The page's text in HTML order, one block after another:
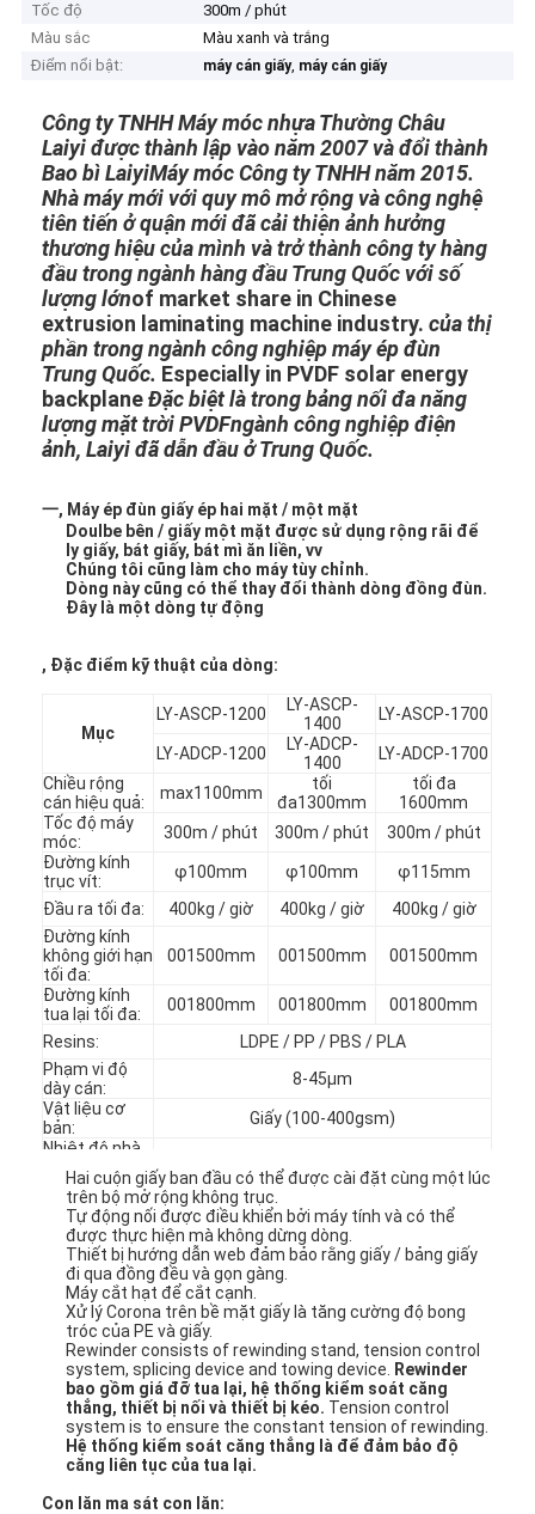
Nhà
Các sản phẩm
Tốc độ
300m / phút
Màu sắc
Màu xanh và trắng
Điểm nổi bật:
máy cán giấy, máy cán giấy
Công ty TNHH Máy móc nhựa Thường Châu
Laiyi được thành lập vào năm 2007 và đổi thành
Bao bì LaiyiMáy móc Công ty TNHH năm 2015.
Nhà máy mới với quy mô mở rộng và công nghệ
tiên tiến ở quận mớiđã cải thiện ảnh hưởng
thương hiệu của mình và trở thành công ty hàng
đầu trong ngành hàng đầu Trung Quốc với số
lượng lớnof market share in Chinese
extrusion laminating machine industry. của thị
phần trong ngành công nghiệp máy ép đùn
Trung Quốc. Especially in PVDF solar energy
backplane Đặc biệt là trong bảng nối đa năng
lượng mặt trời PVDFngành công nghiệp điện
ảnh, Laiyi đã dẫn đầu ở Trung Quốc.
一, Máy ép đùn giấy ép hai mặt / một mặt
Doulbe bên / giấy một mặt được sử dụng rộng rãi để
ly giấy, bát giấy, bát mì ăn liền, vv
Chúng tôi cũng làm cho máy tùy chỉnh.
Dòng này cũng có thể thay đổi thành dòng đồng đùn.
Đây là một dòng tự động
, Đặc điểm kỹ thuật của dòng:
Mục
LY-ASCP-1200
LY-ASCP-
1400
LY-ASCP-1700
LY-ADCP-1200
LY-ADCP-
1400
LY-ADCP-1700
Chiều rộng
cán hiệu quả:
max1100mm
tối
đa1300mm
tối đa
1600mm
Tốc độ máy
móc:
300m / phút 300m / phút
300m / phút
Đường kính
trục vít:
φ100mm φ100mm
φ115mm
Đầu ra tối đa:
400kg / giờ 400kg / giờ
400kg / giờ
Đường kính
không giới hạn
tối đa:
001500mm 001500mm 001500mm
Đường kính
tua lại tối đa:
001800mm 001800mm
001800mm
Resins:
LDPE / PP / PBS / PLA
Phạm vi độ
dày cán:
8-45μm
Vật liệu cơ
bản:
Giấy (100-400gsm)
Nhiệt độ nhà
cung cấp
nước:
15 ° -25 °
Nguồn cấp: 380V-50Hz (3 pha 5 dây)
Hai cuộn giấy ban đầu có thể được cài đặt cùng một lúc
trên bộ mở rộng không trục.
Tự động nối được điều khiển bởi máy tính và có thể
được thực hiện mà không dừng dòng.
Thiết bị hướng dẫn web đảm bảo rằng giấy / bảng giấy
đi qua đồng đều và gọn gàng.
Máy cắt hạt để cắt cạnh.
Xử lý Corona trên bề mặt giấy là tăng cường độ bong
tróc của PE và giấy.
Rewinder consists of rewinding stand, tension control
system, splicing device and towing device.
Rewinder
bao gồm giá đỡ tua lại, hệ thống kiểm soát căng
thẳng, thiết bị nối và thiết bị kéo. Tension control
system is to ensure the constant tension of rewinding.
Hệ thống kiểm soát căng thẳng là để đảm bảo độ
căng liên tục của tua lại.
Con lăn ma sát con lăn: